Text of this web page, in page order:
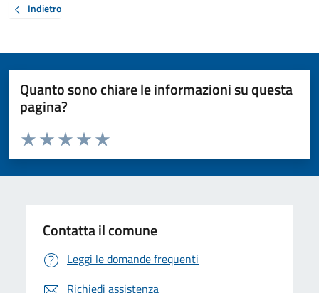
Indietro
Quanto sono chiare le informazioni su questa
pagina?
Valuta da 1 a 5 stelle la pagina
Valuta 5 stelle su 5
Valuta 4 stelle su 5
Valuta 3 stelle su 5
Valuta 2 stelle su 5
Valuta 1 stelle su 5
Contatta il comune
Leggi le domande frequenti
Richiedi assistenza